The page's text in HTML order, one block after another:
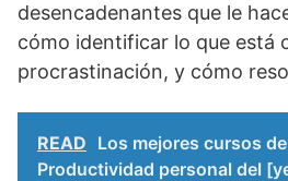
desencadenantes que le
cómo identificar lo que está
procrastinación, y cómo
READ Los mejores cursos de
Productividad personal del